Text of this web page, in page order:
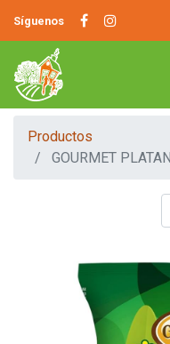
Síguenos
Productos
GOURMET